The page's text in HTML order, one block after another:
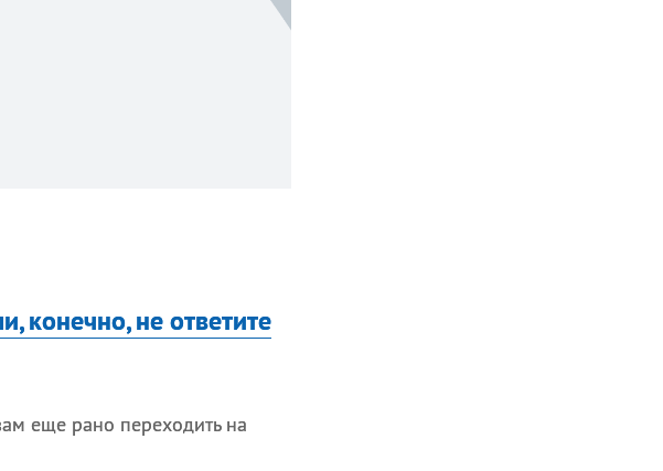
конечно, не ответите
еще рано переходить на